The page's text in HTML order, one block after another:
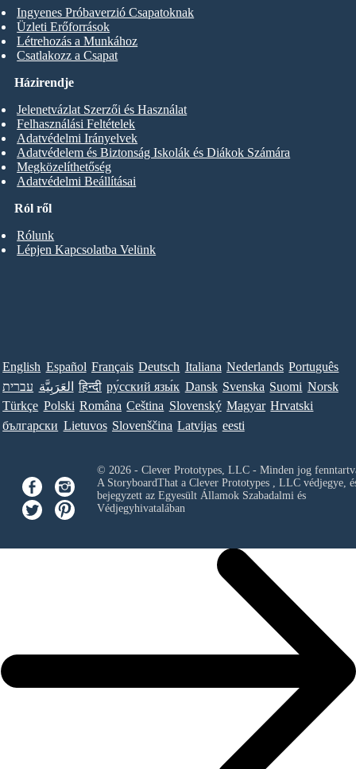
Ingyenes Próbaverzió Csapatoknak
Üzleti Erőforrások
Létrehozás a Munkához
Csatlakozz a Csapat
Ról ről
Rólunk
Lépjen Kapcsolatba Velünk
Házirendje
Jelenetvázlat Szerzői és Használat
Felhasználási Feltételek
Adatvédelmi Irányelvek
Adatvédelem és Biztonság Iskolák és Diákok Számára
Megközelíthetőség
Adatvédelmi Beállításai
English Español Français Deutsch Italiana Nederlands Português
עברית العَرَبِيَّة हिन्दी ру́сский язы́к Dansk Svenska Suomi Norsk
Türkçe Polski Româna Ceština Slovenský Magyar Hrvatski
български Lietuvos Slovenščina Latvijas eesti
© 2026 - Clever Prototypes, LLC - Minden jog
A StoryboardThat a Clever Prototypes , LLCvédjegye,
bejegyzett az Egyesült Államok Szabadalmi és
Védjegyhivatalában